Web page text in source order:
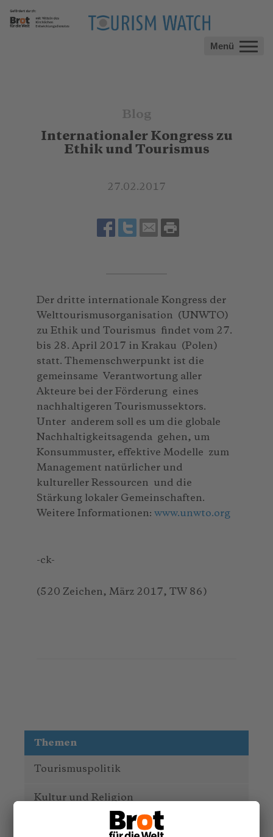
Menü
Blog
Internationaler Kongress zu
Ethik und Tourismus
27.02.2017
Der dritte internationale Kongress der
Welttourismusorganisation (UNWTO)
zu Ethik und Tourismus findet vom 27.
bis 28. April 2017 in Krakau (Polen)
statt. Themenschwerpunkt ist die
gemeinsame Verantwortung aller
Akteure bei der Förderung eines
nachhaltigeren Tourismussektors.
Unter anderem soll es um die globale
Nachhaltigkeitsagenda gehen, um
Konsummuster, effektive Modelle zum
Management natürlicher und
kultureller Ressourcen und die
Stärkung lokaler Gemeinschaften.
Weitere Informationen: www.unwto.org
-ck-
(520 Zeichen, März 2017, TW 86)
Themen
Tourismuspolitik
Kultur und Religion
Umwelt und Klima